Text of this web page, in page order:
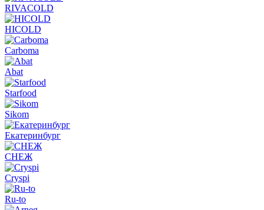
RIVACOLD
HICOLD
Carboma
Abat
Starfood
Sikom
Екатеринбург
СНЕЖ
Cryspi
Ru-to